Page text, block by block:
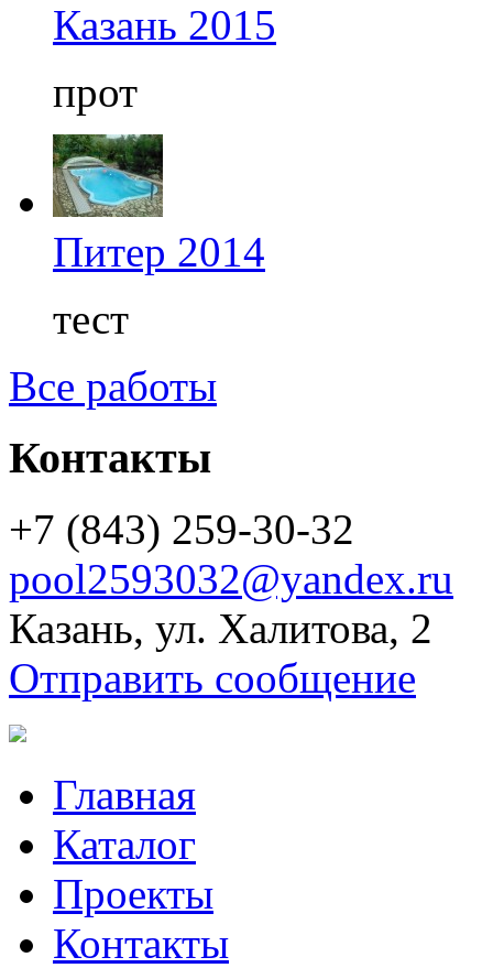
Казань 2015
прот
Питер 2014
тест
Все работы
Контакты
+7 (843) 259-30-32
pool2593032@yandex.ru
Казань, ул. Халитова, 2
Отправить сообщение
Главная
Каталог
Проекты
Контакты